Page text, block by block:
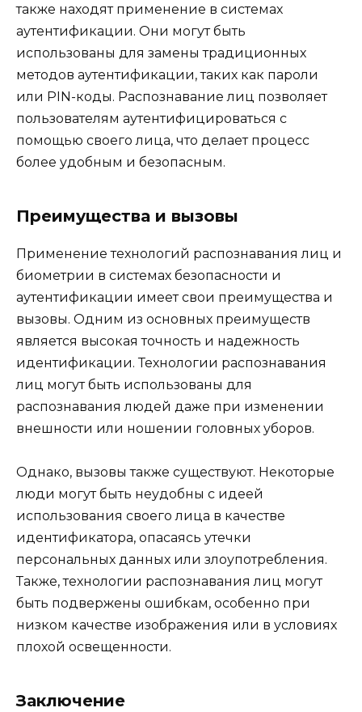
также находят применение в системах
аутентификации. Они могут быть
использованы для замены традиционных
методов аутентификации, таких как пароли
или PIN-коды. Распознавание лиц позволяет
пользователям аутентифицироваться с
помощью своего лица, что делает процесс
более удобным и безопасным.
Преимущества и вызовы
Применение технологий распознавания лиц и
биометрии в системах безопасности и
аутентификации имеет свои преимущества и
вызовы. Одним из основных преимуществ
является высокая точность и надежность
идентификации. Технологии распознавания
лиц могут быть использованы для
распознавания людей даже при изменении
внешности или ношении головных уборов.
Однако, вызовы также существуют. Некоторые
люди могут быть неудобны с идеей
использования своего лица в качестве
идентификатора, опасаясь утечки
персональных данных или злоупотребления.
Также, технологии распознавания лиц могут
быть подвержены ошибкам, особенно при
низком качестве изображения или в условиях
плохой освещенности.
Заключение